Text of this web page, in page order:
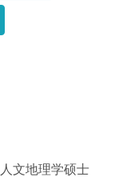
文地理学硕士